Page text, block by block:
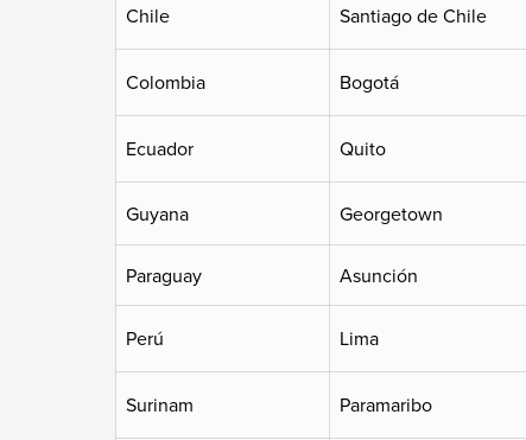
Chile Santiago de Chile
Colombia Bogotá
Ecuador Quito
Guyana Georgetown
Paraguay Asunción
Perú Lima
Surinam Paramaribo